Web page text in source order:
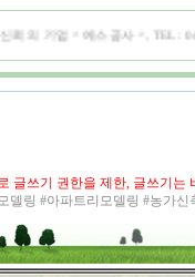
의 기업 ^ 예스공사 ^, TEL :
글쓰기 권한을 제한, 글쓰기는
델링 #아파트리모델링 #농가